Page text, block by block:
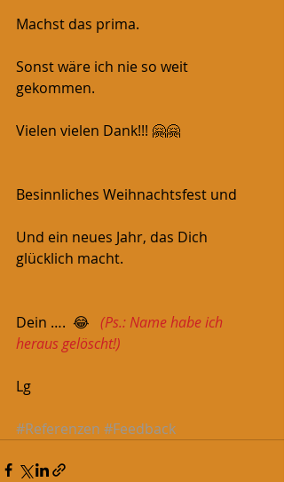
Machst das prima.
Sonst wäre ich nie so weit
gekommen.
Vielen vielen Dank!!! 🤗🤗
Besinnliches Weihnachtsfest und
Und ein neues Jahr, das Dich
glücklich macht.
Dein ….  😂 (Ps.: Name habe ich
heraus gelöscht!)
Lg
#Referenzen #Feedback